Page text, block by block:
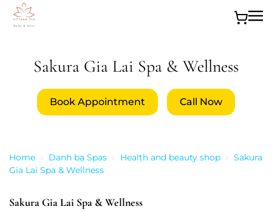
Sakura Gia Lai Spa & Wellness
Book Appointment Call Now
Home Danh bạ Spas Health and beauty shop
Sakura
Gia Lai Spa & Wellness
Sakura Gia Lai Spa & Wellness